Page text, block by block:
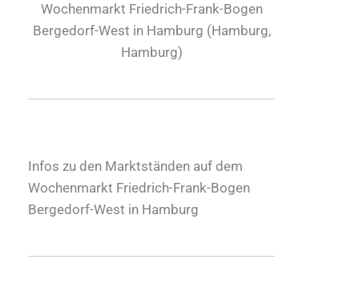
Wochenmarkt Friedrich-Frank-Bogen
Bergedorf-West in Hamburg (Hamburg,
Hamburg)
Infos zu den Marktständen auf dem
Wochenmarkt Friedrich-Frank-Bogen
Bergedorf-West in Hamburg